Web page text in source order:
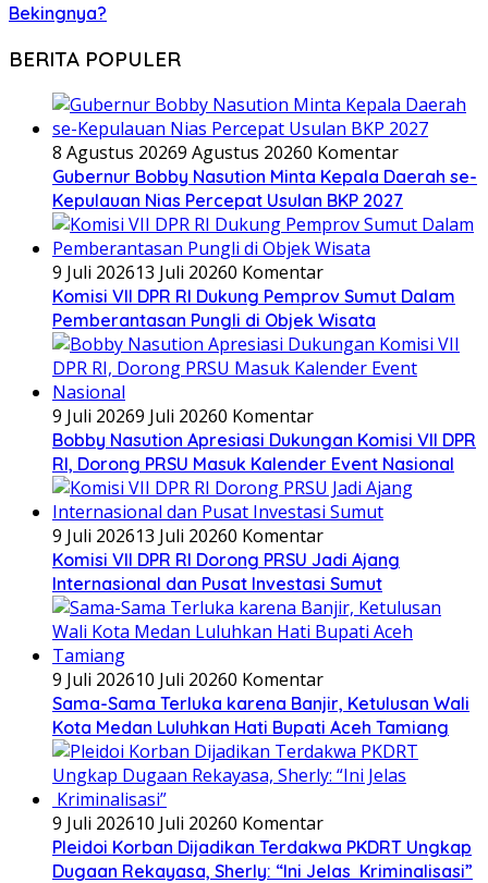
Bekingnya?
BERITA POPULER
8 Agustus 20269 Agustus 20260 Komentar
Gubernur Bobby Nasution Minta Kepala Daerah se-
Kepulauan Nias Percepat Usulan BKP 2027
9 Juli 202613 Juli 20260 Komentar
Komisi VII DPR RI Dukung Pemprov Sumut Dalam
Pemberantasan Pungli di Objek Wisata
9 Juli 20269 Juli 20260 Komentar
Bobby Nasution Apresiasi Dukungan Komisi VII DPR
RI, Dorong PRSU Masuk Kalender Event Nasional
9 Juli 202613 Juli 20260 Komentar
Komisi VII DPR RI Dorong PRSU Jadi Ajang
Internasional dan Pusat Investasi Sumut
9 Juli 202610 Juli 20260 Komentar
Sama-Sama Terluka karena Banjir, Ketulusan Wali
Kota Medan Luluhkan Hati Bupati Aceh Tamiang
9 Juli 202610 Juli 20260 Komentar
Pleidoi Korban Dijadikan Terdakwa PKDRT Ungkap
Dugaan Rekayasa, Sherly: “Ini Jelas Kriminalisasi”